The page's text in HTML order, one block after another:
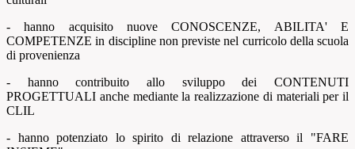
- hanno acquisito nuove CONOSCENZE, ABILITA' E
COMPETENZE in discipline non previste nel curricolo della scuola
di provenienza
- hanno contribuito allo sviluppo dei CONTENUTI
PROGETTUALI anche mediante la realizzazione di materiali per il
CLIL
- hanno potenziato lo spirito di relazione attraverso il "FARE